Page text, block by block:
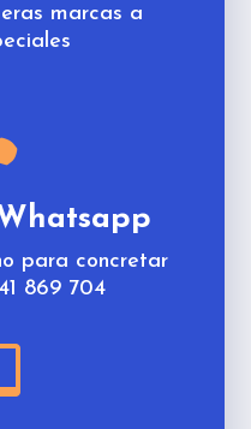
marcas a
para concretar
869 704